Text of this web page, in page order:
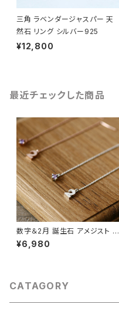
三角 ラベンダージャスパー 天
然石 リング シルバー925
¥12,800
最近チェックした商品
数字＆2月 誕生石 アメジスト チ
ェーン ピアス シルバー925
¥6,980
CATAGORY